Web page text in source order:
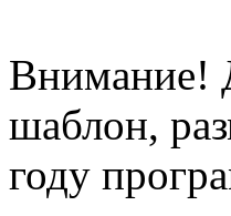
Внимание!
шаблон,
году